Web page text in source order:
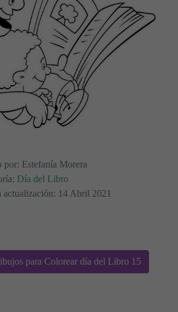
por: Estefanía Morera
Día del Libro
actualización: 14 Abril 2021
para Colorear día del Libro 15